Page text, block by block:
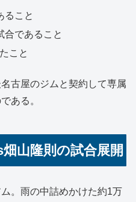
ること
合であること
こと
古屋のジムと契約して専属
ある。
山隆則の試合展開
。雨の中詰めかけた約1万